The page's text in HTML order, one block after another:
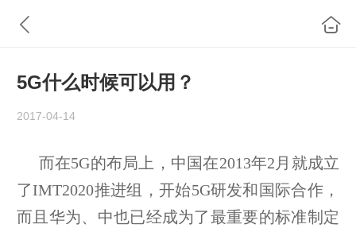
5G什么时候可以用？
2017-04-14
而在5G的布局上，中国在2013年2月就成立
了IMT2020推进组，开始5G研发和国际合作，
而且华为、中也已经成为了最重要的标准制定